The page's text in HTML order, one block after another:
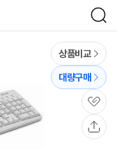
검
색
상품비교
대량구매
관
심